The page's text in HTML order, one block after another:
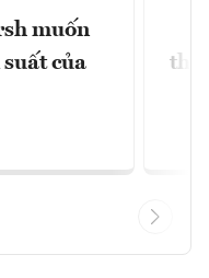
muốn
của